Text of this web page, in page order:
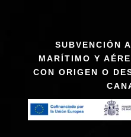
SUBVENCIÓN
MARÍTIMO Y
CON ORIGEN O